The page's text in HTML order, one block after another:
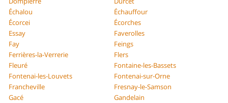
Échalou
Échauffour
Écorcei
Écorches
Essay
Faverolles
Fay
Feings
Ferrières-la-Verrerie
Flers
Fleuré
Fontaine-les-Bassets
Fontenai-les-Louvets
Fontenai-sur-Orne
Francheville
Fresnay-le-Samson
Gacé
Gandelain